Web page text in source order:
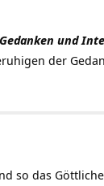
und
der
so das